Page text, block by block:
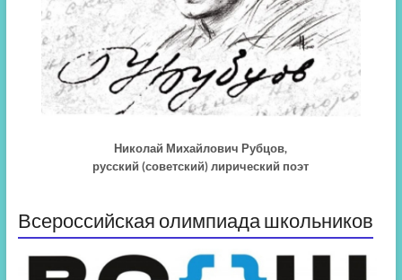
Николай Михайлович Рубцов,
русский (советский) лирический поэт
Всероссийская олимпиада школьников